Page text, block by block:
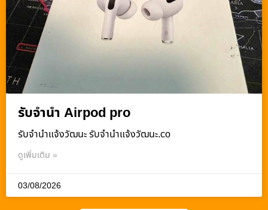
รับจำนำ Airpod pro
รับจํานําแจ้งวัฒนะ รับจํานําแจ้งวัฒนะ.co
ดูเพิ่มเติม »
03/08/2026